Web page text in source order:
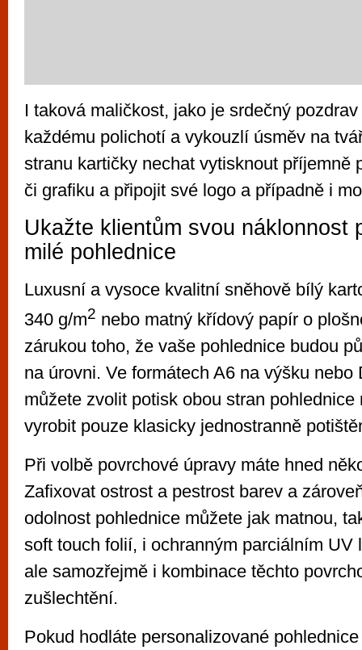
I taková maličkost, jako je srdečný
každému polichotí a vykouzlí úsměv na
stranu kartičky nechat vytisknout příjemně
či grafiku a připojit své logo a případně i
Ukažte klientům svou náklonnost
milé pohlednice
Luxusní a vysoce kvalitní sněhově bílý
340 g/m2 nebo matný křídový papír o
zárukou toho, že vaše pohlednice budou
na úrovni. Ve formátech A6 na výšku nebo
můžete zvolit potisk obou stran pohlednice
vyrobit pouze klasicky jednostranně
Při volbě povrchové úpravy máte hned
Zafixovat ostrost a pestrost barev a
odolnost pohlednice můžete jak matnou,
soft touch folií, i ochranným parciálním UV
ale samozřejmě i kombinace těchto
zušlechtění.
Pokud hodláte personalizované